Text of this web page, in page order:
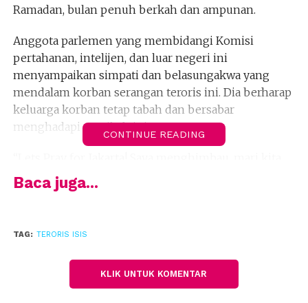
Ramadan, bulan penuh berkah dan ampunan.
Anggota parlemen yang membidangi Komisi
pertahanan, intelijen, dan luar negeri ini
menyampaikan simpati dan belasungakwa yang
mendalam korban serangan teroris ini. Dia berharap
keluarga korban tetap tabah dan bersabar
menghadapi musibah ini.
waspadai ancaman radikalisme berkedok agama
yang membahayakan persatuan dan kehidupan
Prananda menambahkan, saat ini Asia adalah sasaran
dari ekstrimis berpaham Wahabisme, dan kelompok
CONTINUE READING
Baca juga...
TAG: TERORIS ISIS
KLIK UNTUK KOMENTAR